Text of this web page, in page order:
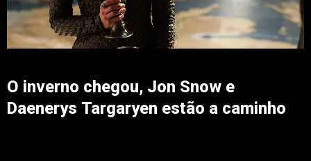
O inverno chegou, Jon Snow e
Daenerys Targaryen estão a caminho